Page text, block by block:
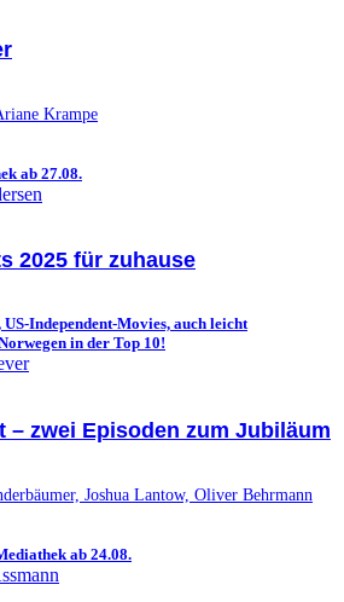
Krampe
ab 27.08.
2025 für zuhause
Independent-Movies, auch leicht
in der Top 10!
– zwei Episoden zum Jubiläum
Joshua Lantow, Oliver Behrmann
ab 24.08.